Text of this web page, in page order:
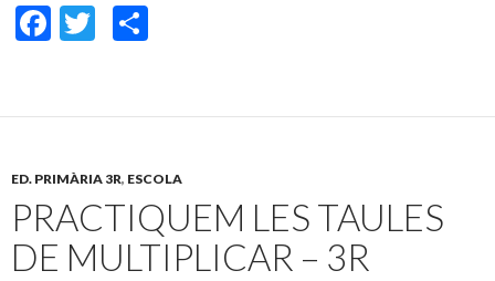
F
b
o
o
k
T
er p
ar
te
ix
ED. PRIMÀRIA 3R, ESCOLA
PRACTIQUEM LES TAULES
DE MULTIPLICAR – 3R